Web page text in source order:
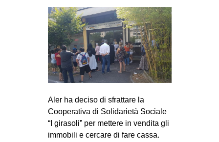
GAZA FREESTYLE
CSOA LAMBRETTA
MSM
STUDENTI TSUNAMI
MILANO
MOBILITAZIONI
SPAZI
Aler ha deciso di sfrattare la
Cooperativa di Solidarietà Sociale
“I girasoli” per mettere in vendita gli
immobili e cercare di fare cassa.